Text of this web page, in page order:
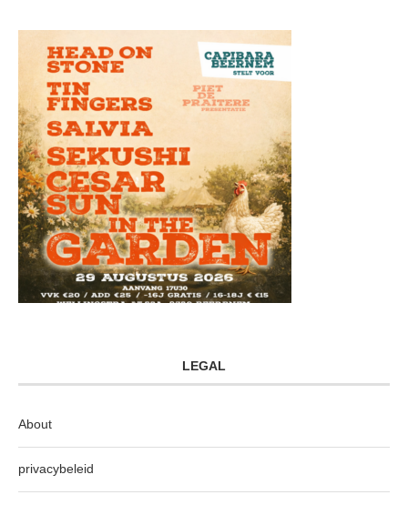
LEGAL
About
privacybeleid